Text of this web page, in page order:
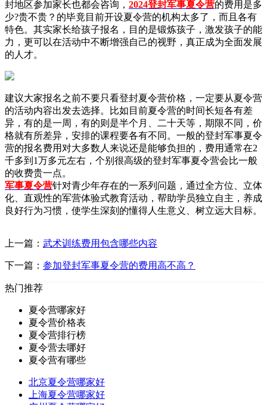
封地区参加家长也都会咨询， 2024登封军事夏令营的费用是多
少?贵不贵？的毕竟目前开设夏令营的机构太多了，而且各有
特色。其实家长给孩子报名，目的是锻炼孩子，激发孩子的能
力，更可以在活动中不断增强自己的视野，真正成为全面发展
的人才。
建议大家报名之前不要只看登封夏令营价格，一定要从夏令营
的活动内容出发去选择。比如目前夏令营的时间长短各有差
异，有的是一周，有的则是半个月、二十天等，期限不同，价
格就有所差异，安排的课程要各有不同。一般的登封军事夏令
营的报名费用对大多数人来说还是能够负担的，费用通常在2
千多到1万多元左右，个别很高级的登封军事夏令营会比一般
的收费贵一点。
军事夏令营针对青少年存在的一系列问题，通过全方位、立体
化、直观性的军营体验式教育活动，帮助学员独立自主，养成
良好行为习惯，使学生深刻的懂得人生意义、树立远大目标。
上一篇： 武术训练费用包含哪些内容
下一篇： 参加登封军事夏令营的费用高不高？
热门推荐
夏令营哪家好
夏令营价格表
夏令营排行榜
夏令营去哪好
夏令营有哪些
北京夏令营哪家好
上海夏令营哪家好